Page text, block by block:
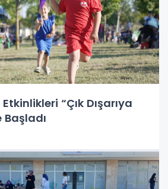
“Çık Dışarıya
Başladı